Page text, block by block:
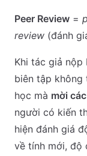
Peer Review =
review (đánh
Khi tác giả
biên tập không
học mà mời
người có kiến
hiện đánh giá
về tính mới, độ